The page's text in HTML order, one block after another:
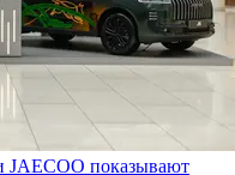
JAECOO показывают